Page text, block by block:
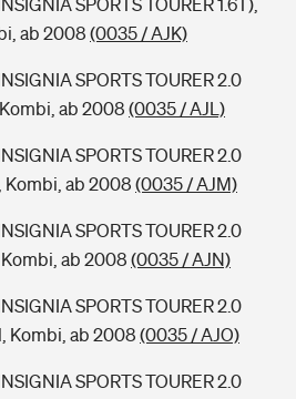
SPORTS TOURER 1.6T),
ab 2008 (0035 / AJK)
SPORTS TOURER 2.0
ab 2008 (0035 / AJL)
SPORTS TOURER 2.0
Kombi, ab 2008 (0035 / AJM)
SPORTS TOURER 2.0
Kombi, ab 2008 (0035 / AJN)
SPORTS TOURER 2.0
Kombi, ab 2008 (0035 / AJO)
SPORTS TOURER 2.0